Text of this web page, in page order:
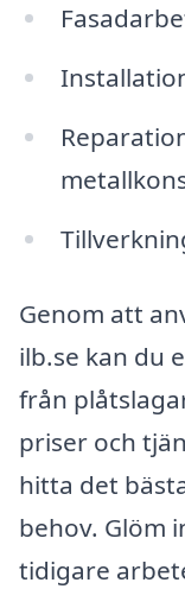
Genom att
ilb.se kan du
från
priser och
hitta det
behov. Glöm
tidigare